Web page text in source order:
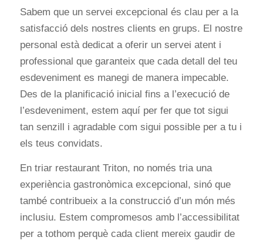
Sabem que un servei excepcional és clau per a la
satisfacció dels nostres clients en grups. El nostre
personal està dedicat a oferir un servei atent i
professional que garanteix que cada detall del teu
esdeveniment es manegi de manera impecable.
Des de la planificació inicial fins a l’execució de
l’esdeveniment, estem aquí per fer que tot sigui
tan senzill i agradable com sigui possible per a tu i
els teus convidats.
En triar restaurant Triton, no només tria una
experiència gastronòmica excepcional, sinó que
també contribueix a la construcció d’un món més
inclusiu. Estem compromesos amb l’accessibilitat
per a tothom perquè cada client mereix gaudir de